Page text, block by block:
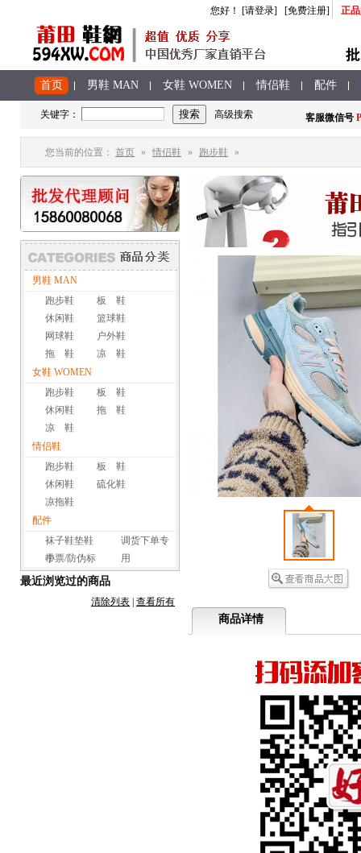
您好 ！ [请登录] [免费注册] 正
首页 男鞋 MAN 女鞋 WOMEN 情侣鞋 配件
关键字： 高级搜索 客服微信号
您当前的位置： 首页 » 情侣鞋 » 跑步鞋 »
男鞋 MAN
跑步鞋
板 鞋
休闲鞋
篮球鞋
网球鞋
户外鞋
拖 鞋
凉 鞋
女鞋 WOMEN
跑步鞋
板 鞋
休闲鞋
拖 鞋
凉 鞋
情侣鞋
跑步鞋
板 鞋
休闲鞋
硫化鞋
凉拖鞋
配件
袜子鞋垫鞋
带
调货下单专
用
小票/防伪标
最近浏览过的商品
清除列表 查看所有
商品详情